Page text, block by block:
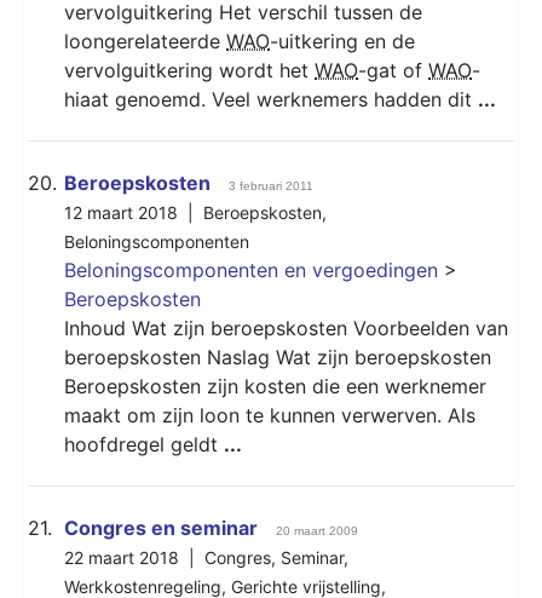
vervolguitkering Het verschil tussen de
loongerelateerde WAO-uitkering en de
vervolguitkering wordt het WAO-gat of WAO-
hiaat genoemd. Veel werknemers hadden dit ...
20. Beroepskosten 3 februari 2011
12 maart 2018 | Beroepskosten,
Beloningscomponenten
Beloningscomponenten en vergoedingen >
Beroepskosten
Inhoud Wat zijn beroepskosten Voorbeelden van
beroepskosten Naslag Wat zijn beroepskosten
Beroepskosten zijn kosten die een werknemer
maakt om zijn loon te kunnen verwerven. Als
hoofdregel geldt ...
21. Congres en seminar 20 maart 2009
22 maart 2018 | Congres, Seminar,
Werkkostenregeling, Gerichte vrijstelling,